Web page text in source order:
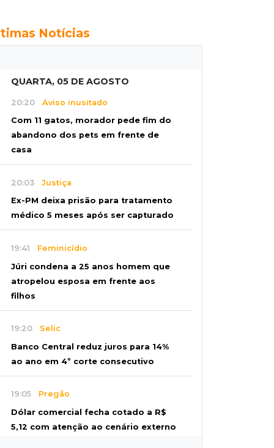
Notícias
QUARTA, 05 DE AGOSTO
20:20 Aviso inusitado
Com 11 gatos, morador pede fim do
abandono dos pets em frente de
casa
20:03 Justiça
Ex-PM deixa prisão para tratamento
médico 5 meses após ser capturado
19:41 Feminicídio
Júri condena a 25 anos homem que
atropelou esposa em frente aos
filhos
19:20 Selic
Banco Central reduz juros para 14%
ao ano em 4º corte consecutivo
19:05 Pregão
Dólar comercial fecha cotado a R$
5,12 com atenção ao cenário externo